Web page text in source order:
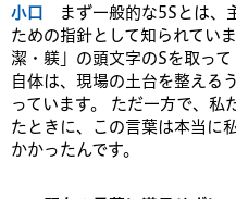
小口 まず一般的な5Sとは、
ための指針として知られてい
潔・躾」の頭文字のSを取っ
自体は、現場の土台を整える
っています。 ただ一方で、私
たときに、この言葉は本当に
かかったんです。